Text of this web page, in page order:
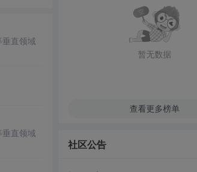
直领域
直领域
暂无数据
查看更多榜单
社区公告